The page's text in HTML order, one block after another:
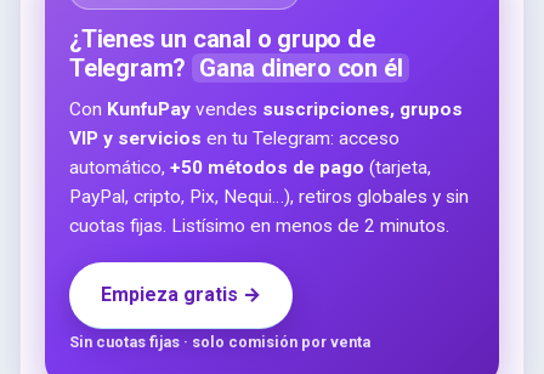
¿Tienes un canal o grupo de
Telegram? Gana dinero con él
Con KunfuPay vendes suscripciones, grupos
VIP y servicios en tu Telegram: acceso
automático, +50 métodos de pago (tarjeta,
PayPal, cripto, Pix, Nequi…), retiros globales y sin
cuotas fijas. Listísimo en menos de 2 minutos.
Empieza gratis →
Sin cuotas fijas · solo comisión por venta